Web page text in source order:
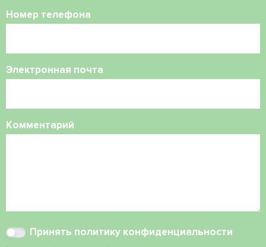
Номер телефона
Электронная почта
Комментарий
Принять политику конфиденциальности